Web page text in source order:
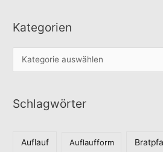
Kategorien
a
e
Schlagwörter
Auflauf Auflaufform